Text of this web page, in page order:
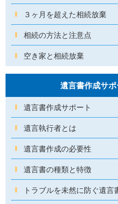
３ヶ月を超えた相続放棄
相続の方法と注意点
空き家と相続放棄
遺言書作成サ
遺言書作成サポート
遺言執行者とは
遺言書作成の必要性
遺言書の種類と特徴
トラブルを未然に防ぐ遺言